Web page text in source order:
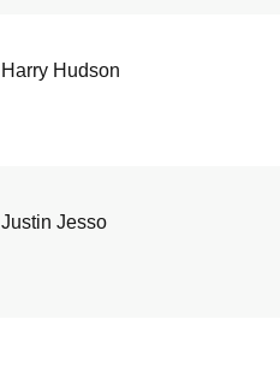
Harry Hudson
Justin Jesso